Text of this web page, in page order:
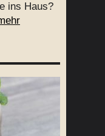
ins Haus?